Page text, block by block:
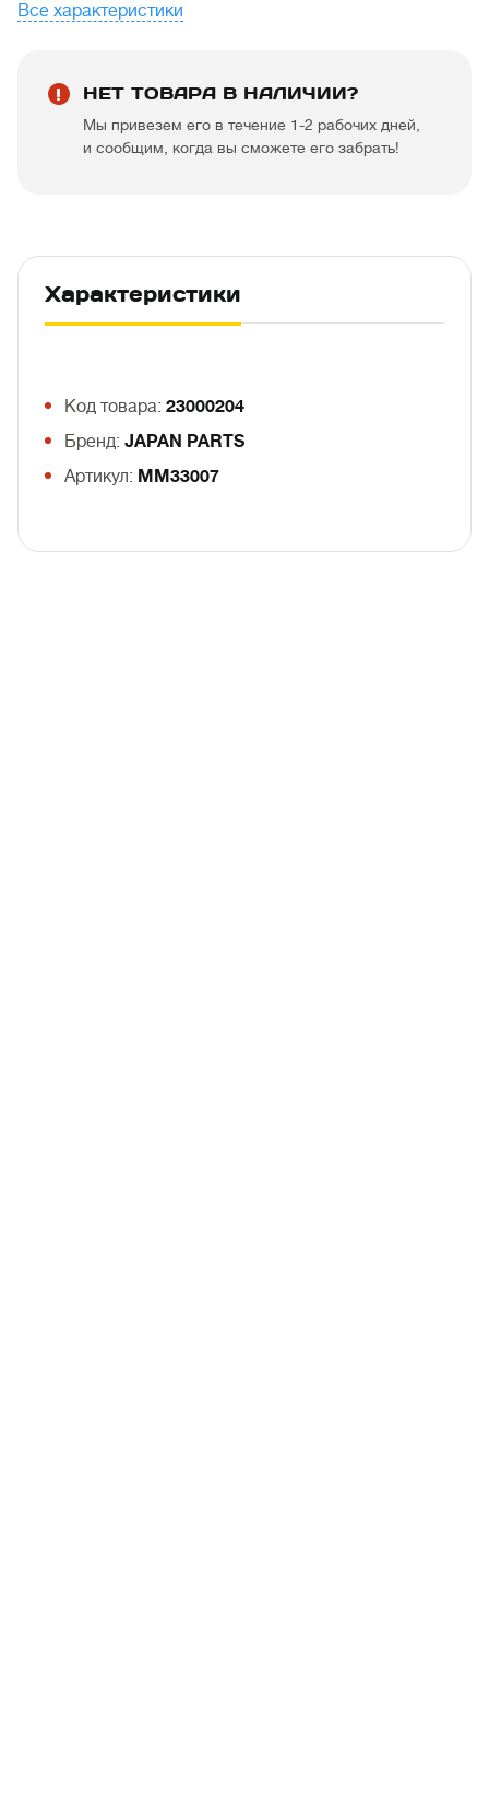
Все характеристики
НЕТ ТОВАРА В НАЛИЧИИ?
Мы привезем его в течение 1-2 рабочих дней,
и сообщим, когда вы сможете его забрать!
Характеристики
Код товара: 23000204
Бренд: JAPAN PARTS
Артикул: MM33007